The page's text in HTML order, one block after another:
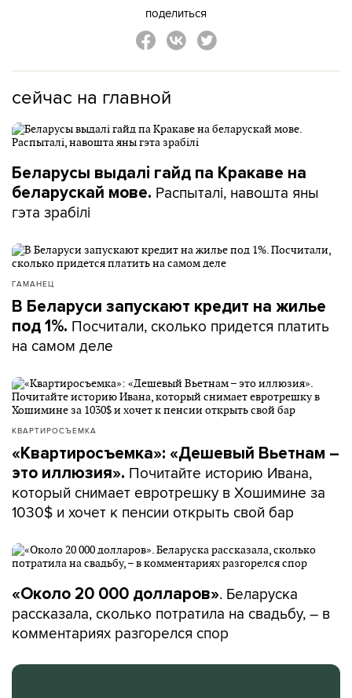
поделиться
сейчас на главной
Беларусы выдалі гайд па Кракаве на
беларускай мове. Распыталі, навошта яны
гэта зрабілі
ГАМАНЕЦ
В Беларуси запускают кредит на жилье
под 1%. Посчитали, сколько придется платить
на самом деле
КВАРТИРОСЪЕМКА
«Квартиросъемка»: «Дешевый Вьетнам –
это иллюзия». Почитайте историю Ивана,
который снимает евротрешку в Хошимине за
1030$ и хочет к пенсии открыть свой бар
«Около 20 000 долларов». Беларуска
рассказала, сколько потратила на свадьбу, – в
комментариях разгорелся спор